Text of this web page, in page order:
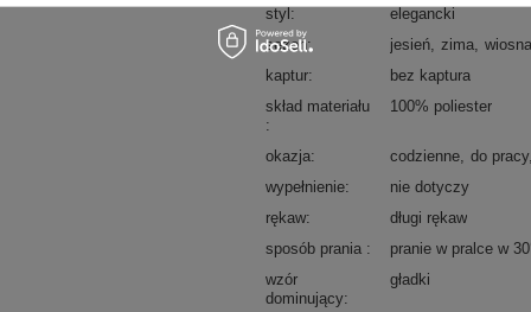
styl
elegancki
sezon
jesień zima wiosna
kaptur
bez kaptura
skład materiału
100% poliester
okazja codzienne do pracy
wypełnienie
nie dotyczy
rękaw
długi rękaw
sposób prania
pranie w pralce w
wzór
dominujący
gładki